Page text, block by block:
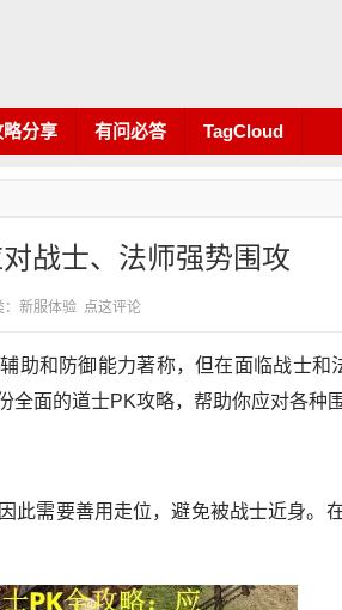
略分享 有问必答 TagCloud
战士、法师强势围攻
新服体验 点这评论
助和防御能力著称，但在面临战士和
面的道士PK攻略，帮助你应对各种
此需要善用走位，避免被战士近身。